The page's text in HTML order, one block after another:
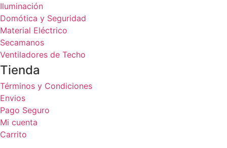
Iluminación
Domótica y Seguridad
Material Eléctrico
Secamanos
Ventiladores de Techo
Tienda
Términos y Condiciones
Envios
Pago Seguro
Mi cuenta
Carrito